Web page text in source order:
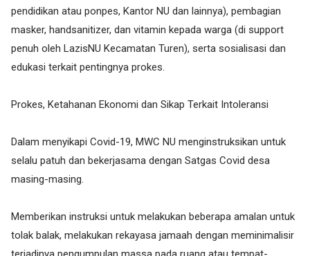
pendidikan atau ponpes, Kantor NU dan lainnya), pembagian
masker, handsanitizer, dan vitamin kepada warga (di support
penuh oleh LazisNU Kecamatan Turen), serta sosialisasi dan
edukasi terkait pentingnya prokes.
Prokes, Ketahanan Ekonomi dan Sikap Terkait Intoleransi
Dalam menyikapi Covid-19, MWC NU menginstruksikan untuk
selalu patuh dan bekerjasama dengan Satgas Covid desa
masing-masing.
Memberikan instruksi untuk melakukan beberapa amalan untuk
tolak balak, melakukan rekayasa jamaah dengan meminimalisir